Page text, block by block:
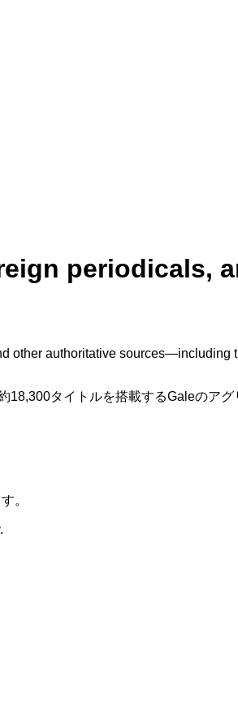
periodicals,
other authoritative
タイトルを搭載するGaleのアグ
。